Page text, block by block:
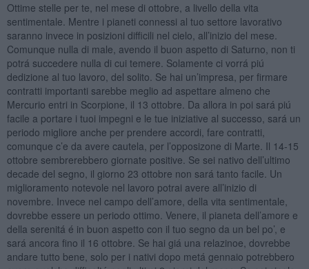
Ottime stelle per te, nel mese di ottobre, a livello della vita
sentimentale. Mentre i pianeti connessi al tuo settore lavorativo
saranno invece in posizioni difficili nel cielo, all’inizio del mese.
Comunque nulla di male, avendo il buon aspetto di Saturno, non ti
potrá succedere nulla di cui temere. Solamente ci vorrá piú
dedizione al tuo lavoro, del solito. Se hai un’impresa, per firmare
contratti importanti sarebbe meglio ad aspettare almeno che
Mercurio entri in Scorpione, il 13 ottobre. Da allora in poi sará piú
facile a portare i tuoi impegni e le tue iniziative al successo, sará un
periodo migliore anche per prendere accordi, fare contratti,
comunque c’e da avere cautela, per l’opposizone di Marte. Il 14-15
ottobre sembrerebbero giornate positive. Se sei nativo dell’ultimo
decade del segno, il giorno 23 ottobre non sará tanto facile. Un
miglioramento notevole nel lavoro potrai avere all’inizio di
novembre. Invece nel campo dell’amore, della vita sentimentale,
dovrebbe essere un periodo ottimo. Venere, il pianeta dell’amore e
della serenitá é in buon aspetto con il tuo segno da un bel po’, e
sará ancora fino il 16 ottobre. Se hai giá una relazinoe, dovrebbe
andare tutto bene, solo per i nativi dopo metá gennaio potrebbero